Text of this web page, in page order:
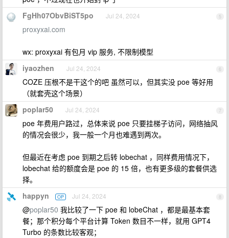
5
FgHh07ObvBiST5po Jul 24, 2024
proxyxai.com
wx: proxyxai 有包月 vip 服务, 不限制模型
6
iyaozhen Jul 24, 2024
COZE 压根不是干这个的吧 虽然可以，但其实没 poe 等好用
（就套壳这个场景）
7
poplar50 Jul 24, 2024
poe 年费用户路过，总体来说 poe 只要挂梯子访问，网络抽风
的情况会很少，我一般一个月也难遇到两次。
但最近在考虑 poe 到期之后转 lobechat ，同样费用情况下，
lobechat 给的额度会是 poe 的 15 倍，也有更多级的套餐供选
择。
8
happyn OP Jul 24, 2024
@poplar50 我比较了一下 poe 和 lobeChat ，都是最基本套
餐；那个积分每个平台计算 Token 数目不一样，就用 GPT4
Turbo 的条数比较客观；